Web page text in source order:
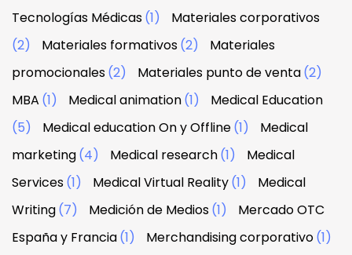
Tecnologías Médicas(1)
Materiales corporativos
(2)
Materiales formativos(2)
Materiales
promocionales(2) Materiales punto de venta(2)
MBA (1) Medical animation(1)
Medical Education
(5)
Medical education On y Offline(1)
Medical
marketing(4) Medical research(1)
Medical
Services(1) Medical Virtual Reality(1)
Medical
Writing(7) Medición de Medios(1)
Mercado OTC
España y Francia(1) Merchandising corporativo(1)